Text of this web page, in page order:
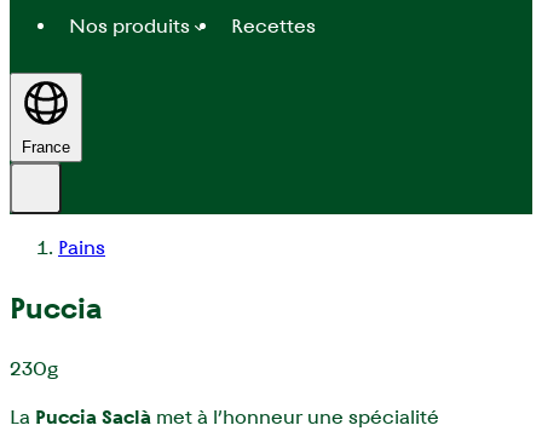
Nos produits Recettes
France
Pains
Puccia
230g
La Puccia Saclà met à l’honneur une spécialité